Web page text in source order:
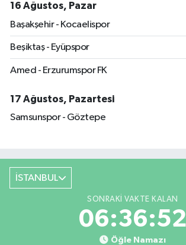
16 Ağustos, Pazar
Başakşehir - Kocaelispor
Beşiktaş - Eyüpspor
Amed - Erzurumspor FK
17 Ağustos, Pazartesi
Samsunspor - Göztepe
İSTANBUL
SONRAKI VAKTE KALAN
06:36:51
Öğle Namazı